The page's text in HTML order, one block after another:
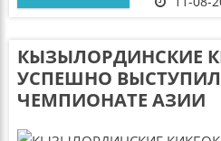
КЫЗЫЛОРДИНСКИЕ
УСПЕШНО
ЧЕМПИОНАТЕ АЗИИ